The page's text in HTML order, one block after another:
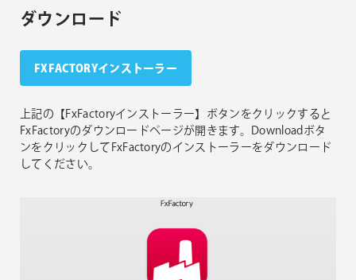
ダウンロード
FXFACTORYインストーラー
上記の【FxFactoryインストーラー】ボタンをクリックすると
FxFactoryのダウンロードページが開きます。Downloadボタ
ンをクリックしてFxFactoryのインストーラーをダウンロード
してください。